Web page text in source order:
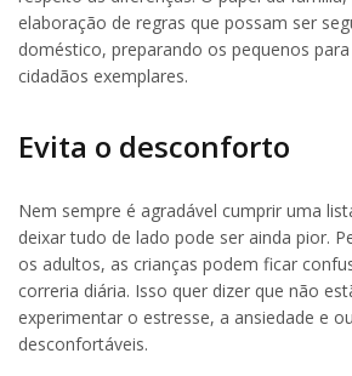
elaboração de regras que possam ser
doméstico, preparando os pequenos
cidadãos exemplares.
Evita o desconforto
Nem sempre é agradável cumprir uma
deixar tudo de lado pode ser ainda pior.
os adultos, as crianças podem ficar
correria diária. Isso quer dizer que não
experimentar o estresse, a ansiedade e
desconfortáveis.